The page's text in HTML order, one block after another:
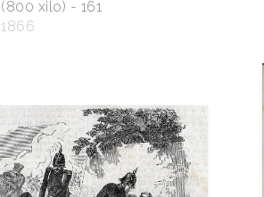
(800 xilo) - 161
1866